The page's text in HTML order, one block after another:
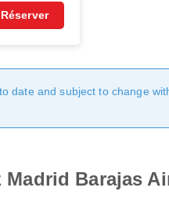
Réserver
date and subject to change
Barajas